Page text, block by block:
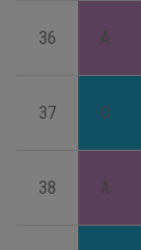
36 A
37 O
38 A